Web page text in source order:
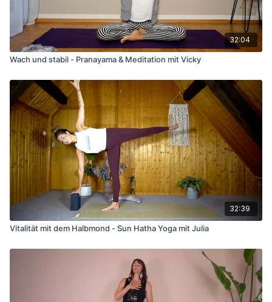
32:04
Wach und stabil - Pranayama & Meditation mit Vicky
32:39
Vitalität mit dem Halbmond - Sun Hatha Yoga mit Julia